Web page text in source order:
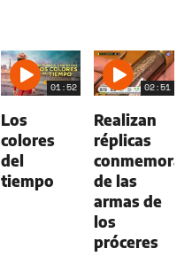
01:52
Los
colores
del
tiempo
02:51
Realizan
réplicas
de las
armas de
los
próceres